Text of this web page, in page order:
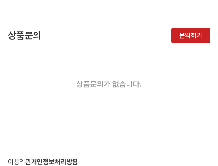
상품문의 문의하기
상품문의가 없습니다.
이용약관개인정보처리방침